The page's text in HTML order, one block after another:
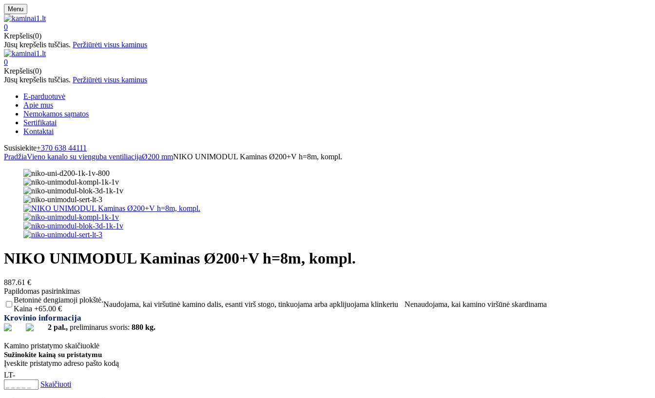
Menu
0
Krepšelis(0)
Jūsų krepšelis tuščias. Peržiūrėti visus kaminus
0
Krepšelis(0)
Jūsų krepšelis tuščias. Peržiūrėti visus kaminus
E-parduotuvė
Apie mus
Nemokamos sąmatos
Sertifikatai
Kontaktai
Susisiekite+370 638 44111
PradžiaVieno kanalo su vienguba ventiliacijaØ200 mmNIKO UNIMODUL Kaminas Ø200+V h=8m, kompl.
NIKO UNIMODUL Kaminas Ø200+V h=8m, kompl.
887.61 €
Papildomas pasirinkimas
Betoninė dengiamoji plokštė.
Kaina +65.00 €
Naudojama, kai viršutinė kamino dalis, esanti virš stogo, tinkuojama arba apklijuojama klinkeriu Nenaudojama, kai kamino viršūnė skardinama
Krovinio informacija
2 pal., preliminarus svoris: 880 kg.
Kamino pristatymo skaičiuoklė
Sužinokite kainą su pristatymu
Įveskite pristatymo adreso pašto kodą
LT-
Skaičiuoti